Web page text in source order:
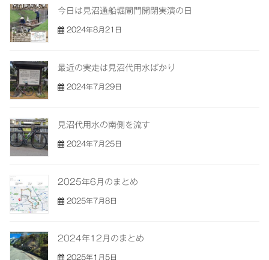
今日は見沼通船堀閘門開閉実演の日
2024年8月21日
最近の実走は見沼代用水ばかり
2024年7月29日
見沼代用水の南側を流す
2024年7月25日
2025年6月のまとめ
2025年7月8日
2024年12月のまとめ
2025年1月5日